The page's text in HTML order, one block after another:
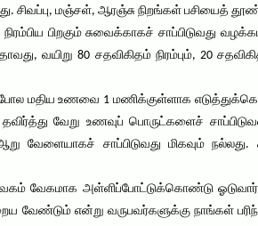
மஞ்சள், ஆரஞ்சு நிறங்கள் பசியைத்
நிரம்பிய பிறகும் சுவைக்காகச் சாப்பிடுவது
வயிறு 80 சதவிகிதம் நிரம்பும், 20
மதிய உணவை 1 மணிக்குள்ளாக
வேறு உணவுப் பொருட்களைச்
சாப்பிடுவது மிகவும் நல்லது.
வேகம் வேகமாக அள்ளிப்போட்டுக்கொண்டு
வேண்டும் என்று வருபவர்களுக்கு நாங்கள்